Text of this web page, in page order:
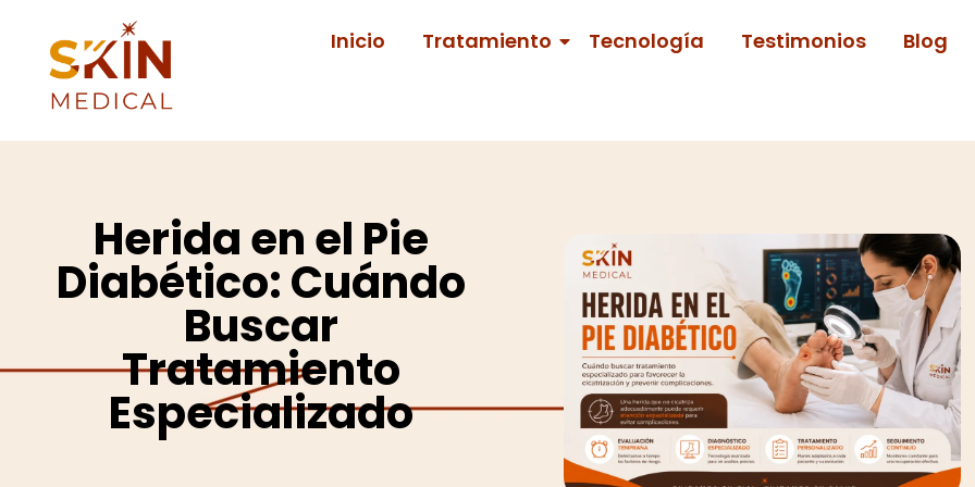
contenido
Inicio Tratamiento Tecnología Testimonios Blog
Herida en el Pie
Diabético: Cuándo
Buscar
Tratamiento
Especializado